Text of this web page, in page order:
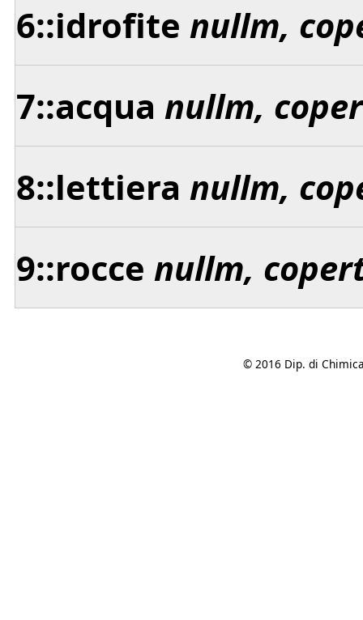
6::idrofite nullm,
7::acqua nullm,
8::lettiera nullm,
9::rocce nullm,
© 2016 Dip. di